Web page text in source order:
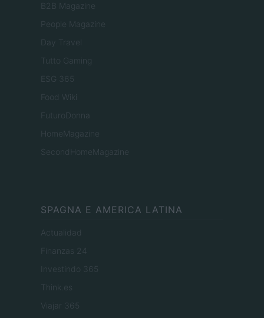
B2B Magazine
People Magazine
Day Travel
Tutto Gaming
ESG 365
Food Wiki
FuturoDonna
HomeMagazine
SecondHomeMagazine
SPAGNA E AMERICA LATINA
Actualidad
Finanzas 24
Investindo 365
Think.es
Viajar 365